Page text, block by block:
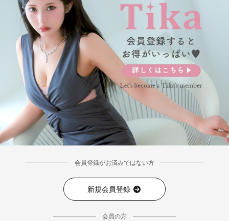
会員登録がお済みではない方
新規会員登録
会員の方